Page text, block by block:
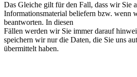
Das Gleiche gilt für den Fall, dass wir Sie
Informationsmaterial beliefern bzw. wenn
beantworten. In diesen
Fällen werden wir Sie immer darauf
speichern wir nur die Daten, die Sie uns
übermittelt haben.